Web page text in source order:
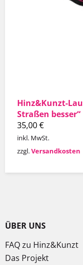
Hinz&Kunzt-
Straßen besser“
35,00€
inkl. MwSt.
zzgl.Versandkosten
ÜBER UNS
FAQ zu Hinz&Kunzt
Das Projekt